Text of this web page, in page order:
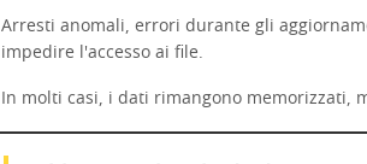
Arresti anomali, errori durante gli
impedire l'accesso ai file.
In molti casi, i dati rimangono memorizzati,